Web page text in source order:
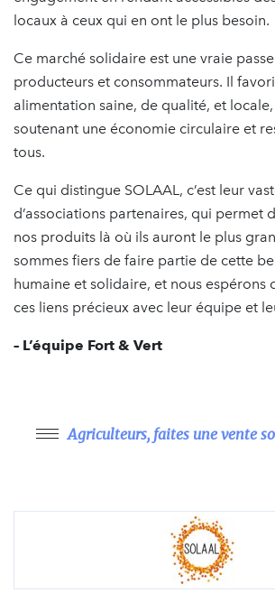
locaux à ceux qui en ont le plus besoin.
Ce marché solidaire est une vraie
producteurs et consommateurs. Il
alimentation saine, de qualité, et
soutenant une économie circulaire et
tous.
Ce qui distingue SOLAAL, c’est leur
d’associations partenaires, qui permet
nos produits là où ils auront le plus
sommes fiers de faire partie de cette
humaine et solidaire, et nous espérons
ces liens précieux avec leur équipe et
– L’équipe Fort & Vert
Agriculteurs, faites une vente